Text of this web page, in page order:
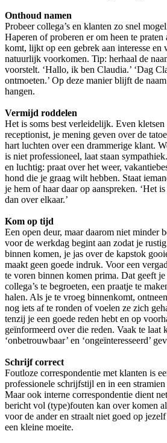
Onthoud namen
Probeer collega’s en klanten zo snel
Haperen of proberen er om heen te praten
komt, lijkt op een gebrek aan interesse
natuurlijk voorkomen. Tip: herhaal de
voorstelt. ‘Hallo, ik ben Claudia.’ ‘Dag
ontmoeten.’ Op deze manier blijft de
hangen.
Vermijd roddelen
Het is soms best verleidelijk. Even
receptionist, je mening geven over de
hart luchten over een drammerige klant.
is niet professioneel, laat staan
en luchtig: praat over het weer,
hond die je graag wilt hebben. Staat
je hem of haar daar op aanspreken. ‘Het
dan over elkaar.’
Kom op tijd
Een open deur, maar daarom niet minder
voor de werkdag begint aan zodat je
binnen komen, je jas over de kapstok
maakt geen goede indruk. Voor een
te voren binnen komen prima. Dat geeft
collega’s te begroeten, een praatje te
halen. Als je te vroeg binnenkomt,
nog iets af te ronden of voelen ze zich
tenzij je een goede reden hebt en op
geïnformeerd over die reden. Vaak te laat
‘onbetrouwbaar’ en ‘ongeïnteresseerd’
Schrijf correct
Foutloze correspondentie met klanten is
professionele schrijfstijl en in een
Maar ook interne correspondentie dient
bericht vol (type)fouten kan over komen
voor de ander en straalt niet goed op
een kleine moeite.